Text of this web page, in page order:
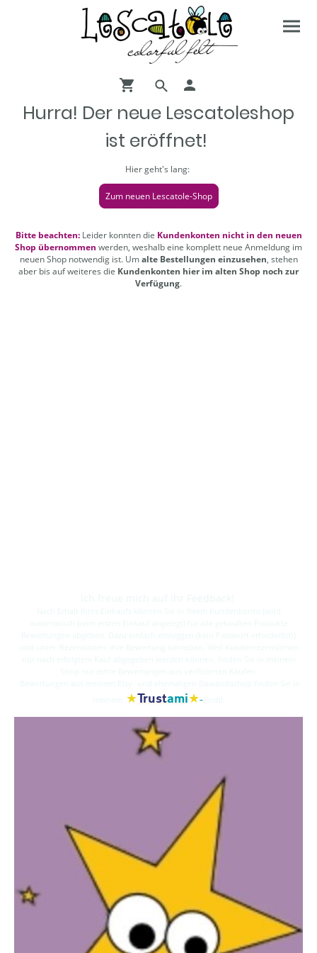
Hurra! Der neue Lescatoleshop
ist eröffnet!
Hier geht's lang:
Zum neuen Lescatole-Shop
Bitte beachten:Leider konnten die Kundenkonten nicht in den neuen
Shop übernommen werden, weshalb eine komplett neue Anmeldung im
neuen Shop notwendig ist. Umalte Bestellungen einzusehen, stehen
aber bis auf weiteres die Kundenkonten hier im alten Shop noch zur
Verfügung.
★Trustami★-Profil.